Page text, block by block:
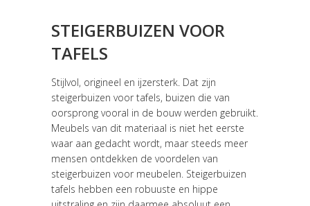
STEIGERBUIZEN VOOR
TAFELS
Stijlvol, origineel en ijzersterk. Dat zijn
steigerbuizen voor tafels, buizen die van
oorsprong vooral in de bouw werden gebruikt.
Meubels van dit materiaal is niet het eerste
waar aan gedacht wordt, maar steeds meer
mensen ontdekken de voordelen van
steigerbuizen voor meubelen. Steigerbuizen
tafels hebben een robuuste en hippe